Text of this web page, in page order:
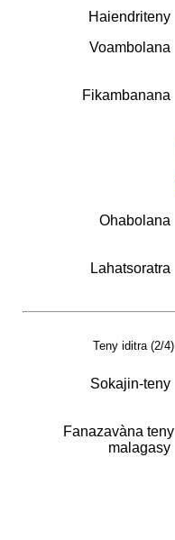
Haiendriteny
Voambolana
Fikambanana
Ohabolana
Lahatsoratra
Teny iditra (2/4)
Sokajin-teny
Fanazavàna teny
malagasy